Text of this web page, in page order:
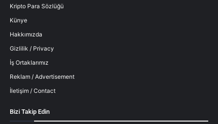
Kripto Para Sözlüğü
Künye
Hakkımızda
Gizlilik / Privacy
İş Ortaklarımız
Reklam / Advertisement
İletişim / Contact
Bizi Takip Edin